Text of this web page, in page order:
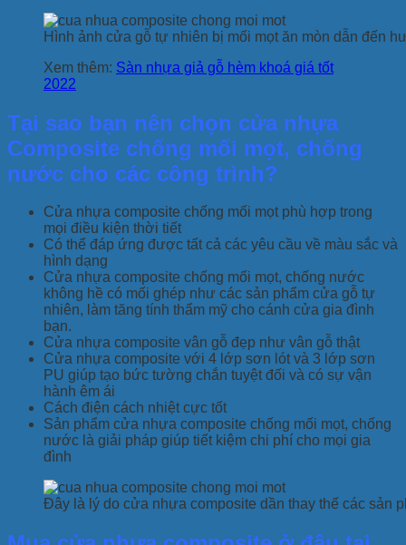
Hình ảnh cửa gỗ tự nhiên bị mối mọt ăn mòn dẫn đến
Xem thêm: Sàn nhựa giả gỗ hèm khoá giá tốt
2022
Tại sao bạn nên chọn cửa nhựa
Composite chống mối mọt, chống
nước cho các công trình?
Cửa nhựa composite chống mối mọt phù hợp trong
mọi điều kiện thời tiết
Có thể đáp ứng được tất cả các yêu cầu về màu sắc và
hình dạng
Cửa nhựa composite chống mối mọt, chống nước
không hề có mối ghép như các sản phẩm cửa gỗ tự
nhiên, làm tăng tính thẩm mỹ cho cánh cửa gia đình
bạn.
Cửa nhựa composite vân gỗ đẹp như vân gỗ thật
Cửa nhựa composite với 4 lớp sơn lót và 3 lớp sơn
PU giúp tạo bức tường chắn tuyệt đối và có sự vận
hành êm ái
Cách điện cách nhiệt cực tốt
Sản phẩm cửa nhựa composite chống mối mọt, chống
nước là giải pháp giúp tiết kiệm chi phí cho mọi gia
đình
Đây là lý do cửa nhựa composite dần thay thế các sản